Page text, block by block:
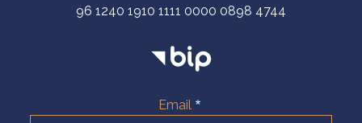
96 1240 1910 1111 0000 0898 4744
Email